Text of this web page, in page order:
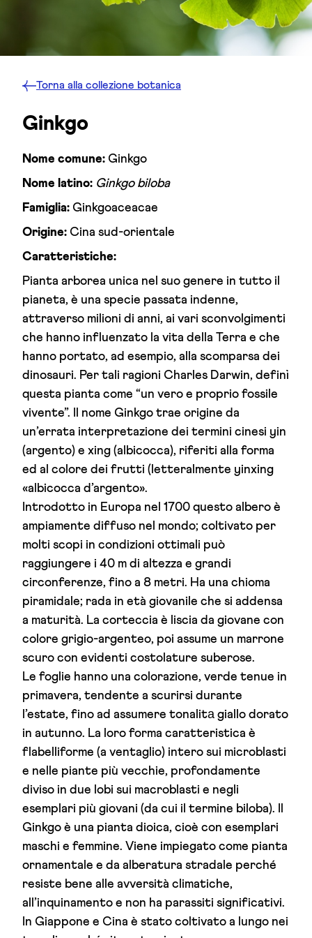
Torna alla collezione botanica
Ginkgo
Nome comune: Ginkgo
Nome latino: Ginkgo biloba
Famiglia: Ginkgoaceacae
Origine: Cina sud-orientale
Caratteristiche:
Pianta arborea unica nel suo genere in tutto il
pianeta, è una specie passata indenne,
attraverso milioni di anni, ai vari sconvolgimenti
che hanno influenzato la vita della Terra e che
hanno portato, ad esempio, alla scomparsa dei
dinosauri. Per tali ragioni Charles Darwin, definì
questa pianta come “un vero e proprio fossile
vivente”. Il nome Ginkgo trae origine da
un’errata interpretazione dei termini cinesi yin
(argento) e xing (albicocca), riferiti alla forma
ed al colore dei frutti (letteralmente yinxing
«albicocca d’argento».
Introdotto in Europa nel 1700 questo albero è
ampiamente diffuso nel mondo; coltivato per
molti scopi in condizioni ottimali può
raggiungere i 40 m di altezza e grandi
circonferenze, fino a 8 metri. Ha una chioma
piramidale; rada in età giovanile che si addensa
a maturità. La corteccia è liscia da giovane con
colore grigio-argenteo, poi assume un marrone
scuro con evidenti costolature suberose.
Le foglie hanno una colorazione, verde tenue in
primavera, tendente a scurirsi durante
l’estate, fino ad assumere tonalitа giallo dorato
in autunno. La loro forma caratteristica è
flabelliforme (a ventaglio) intero sui microblasti
e nelle piante più vecchie, profondamente
diviso in due lobi sui macroblasti e negli
esemplari più giovani (da cui il termine biloba). Il
Ginkgo è una pianta dioica, cioè con esemplari
maschi e femmine. Viene impiegato come pianta
ornamentale e da alberatura stradale perché
resiste bene alle avversità climatiche,
all’inquinamento e non ha parassiti significativi.
In Giappone e Cina è stato coltivato a lungo nei